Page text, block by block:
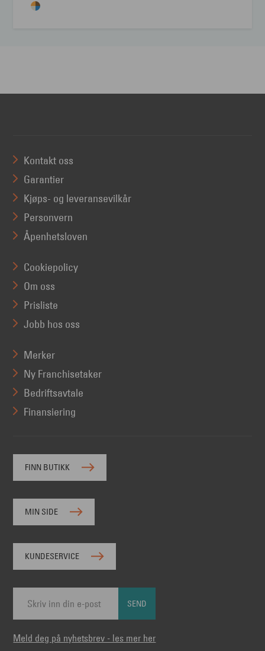
Kontakt oss
Garantier
Kjøps- og leveransevilkår
Personvern
Åpenhetsloven
Cookiepolicy
Om oss
Prisliste
Jobb hos oss
Merker
Ny Franchisetaker
Bedriftsavtale
Finansiering
FINN BUTIKK
MIN SIDE
KUNDESERVICE
SEND
Meld deg på nyhetsbrev - les mer her